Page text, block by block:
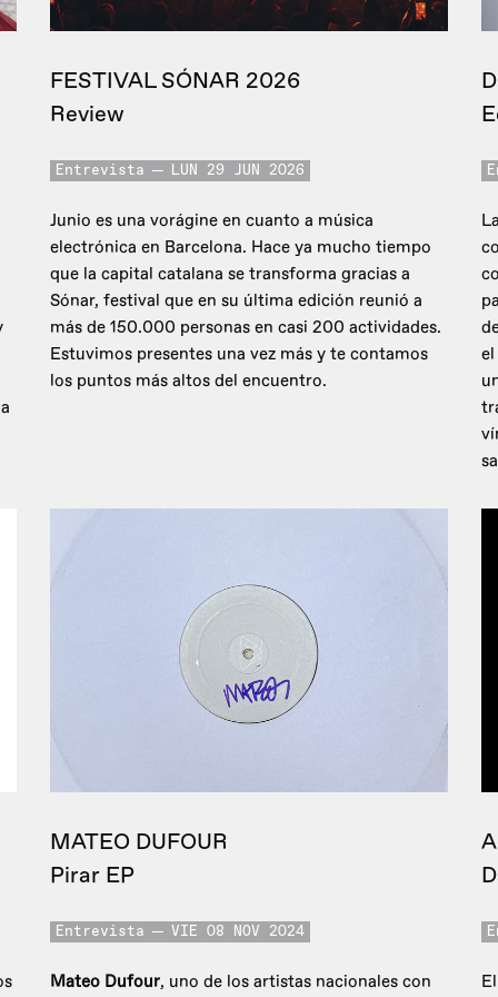
FESTIVAL SÓNAR 2026
Review
Entrevista LUN 29 JUN 2026
Junio es una vorágine en cuanto a música
electrónica en Barcelona. Hace ya mucho tiempo
que la capital catalana se transforma gracias a
Sónar, festival que en su última edición reunió a
más de 150.000 personas en casi 200 actividades.
Estuvimos presentes una vez más y te contamos
los puntos más altos del encuentro.
MATEO DUFOUR
Pirar EP
Entrevista VIE 08 NOV 2024
Mateo Dufour, uno de los artistas nacionales con